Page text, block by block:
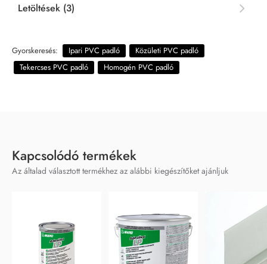
Letöltések (3)
Gyorskeresés: Ipari PVC padló
Közületi PVC padló
Tekercses PVC padló
Homogén PVC padló
Kapcsolódó termékek
Az általad választott termékhez az alábbi kiegészítőket ajánljuk